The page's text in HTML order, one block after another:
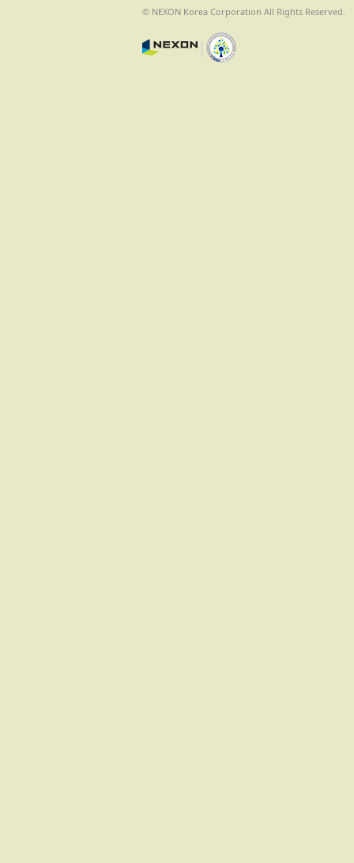
© NEXON Korea Corporation All Rights Reserved.
|